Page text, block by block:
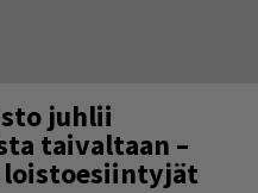
juhlii
taivaltaan –
loistoesiintyjät